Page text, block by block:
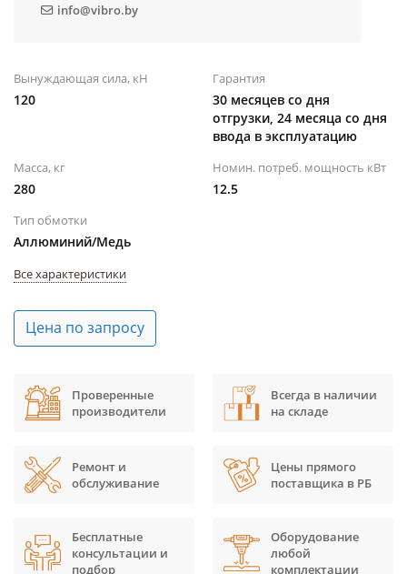
info@vibro.by
Вынуждающая сила, кН
120
Гарантия
30 месяцев со дня
отгрузки, 24 месяца со дня
ввода в эксплуатацию
Масса, кг
280
Номин. потреб. мощность кВт
12.5
Тип обмотки
Аллюминий/Медь
Все характеристики
Цена по запросу
Проверенные
производители
Всегда в наличии
на складе
Ремонт и
обслуживание
Цены прямого
поставщика в РБ
Бесплатные
консультации и
подбор
Оборудование
любой
комплектации